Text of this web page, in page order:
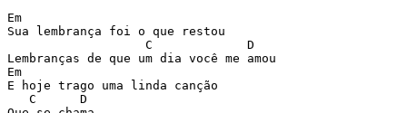
Em
Sua lembrança foi o que restou
                   C             D
Lembranças de que um dia você me amou
Em
E hoje trago uma linda canção
   C      D